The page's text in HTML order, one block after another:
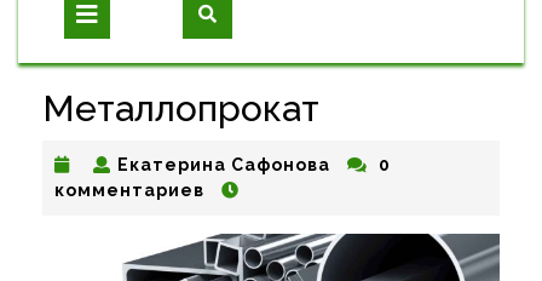
Open
Button
Металлопрокат
Екатерина Сафонова Екатерина
0
комментариев